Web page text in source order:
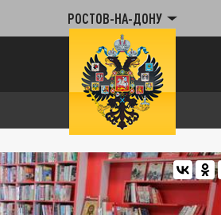
РОСТОВ-НА-ДОНУ